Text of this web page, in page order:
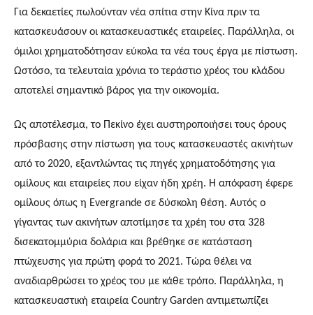
Για δεκαετίες πωλούνταν νέα σπίτια στην Κίνα πριν τα
κατασκευάσουν οι κατασκευαστικές εταιρείες. Παράλληλα, οι
όμιλοι χρηματοδότησαν εύκολα τα νέα τους έργα με πίστωση.
Ωστόσο, τα τελευταία χρόνια το τεράστιο χρέος του κλάδου
αποτελεί σημαντικό βάρος για την οικονομία.
Ως αποτέλεσμα, το Πεκίνο έχει αυστηροποιήσει τους όρους
πρόσβασης στην πίστωση για τους κατασκευαστές ακινήτων
από το 2020, εξαντλώντας τις πηγές χρηματοδότησης για
ομίλους και εταιρείες που είχαν ήδη χρέη. Η απόφαση έφερε
ομίλους όπως η Evergrande σε δύσκολη θέση. Αυτός ο
γίγαντας των ακινήτων αποτίμησε τα χρέη του στα 328
δισεκατομμύρια δολάρια και βρέθηκε σε κατάσταση
πτώχευσης για πρώτη φορά το 2021. Τώρα θέλει να
αναδιαρθρώσει το χρέος του με κάθε τρόπο. Παράλληλα, η
κατασκευαστική εταιρεία Country Garden αντιμετωπίζει